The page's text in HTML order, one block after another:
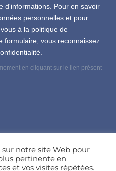
d'informations. Pour en savoir
personnelles et pour
à la politique de
formulaire, vous reconnaissez
en cliquant sur le lien présent
sur notre site Web pour
pertinente en
et vos visites répétées.